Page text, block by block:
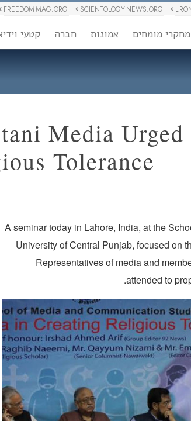
L
SCIENTOLOGY NEWS.ORG
FREEDOM MAG.ORG
מחקרי מומחים אמונות חברה קטעי
Media
Tolerance
A seminar today in Lahore, India, at the
University of Central Punjab, focused on
Representatives of media and
attended to